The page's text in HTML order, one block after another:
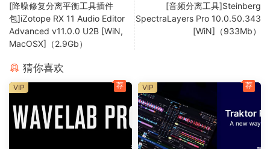
SpectraLayers 配备了第二代人工智能，并增强了对 ARA 2 的
支持，既是一款独立的强大工具，也是 Cubase 和 Nuendo 的
绝佳扩展工具，可将 SpectraLayers 的神奇功能直接带入 DAW
SpectraLayers delivers audio empowerment by showing
sounds as visual objects. You can explore, reach in, take
and transform, working wonders on tasks ranging from
repairing and restoring audio to freeform sound design.
Unmatched selection tools developed over many years are
[降噪修复分离平衡工具插件
包]iZotope RX 11 Audio Editor
Advanced v11.0.0 U2B [WiN,
MacOSX]（2.9Gb）
[音频分离工具]Steinberg
SpectraLayers Pro 10.0.50.343
[WiN]（933Mb）
猜你喜欢
VIP 荐 VIP 荐